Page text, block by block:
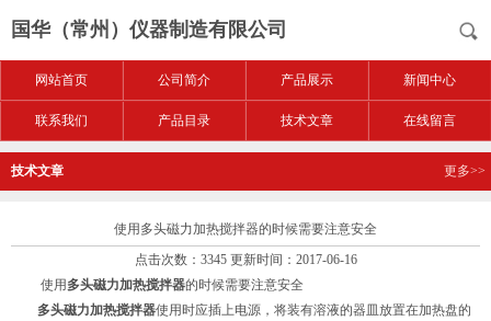
国华（常州）仪器制造有限公司
网站首页 公司简介 产品展示 新闻中心
联系我们 产品目录 技术文章 在线留言
技术文章 更多>>
使用多头磁力加热搅拌器的时候需要注意安全
点击次数：3345 更新时间：2017-06-16
使用 多头磁力加热搅拌器的时候需要注意安全
多头磁力加热搅拌器使用时应插上电源，将装有溶液的器皿放置在加热盘的